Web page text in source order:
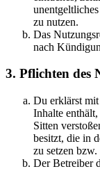
zu nutzen.
Das
nach
3. Pflichten des
Du erklärst mit
Inhalte
Sitten
besitzt, die in
zu setzen
Der Betreiber